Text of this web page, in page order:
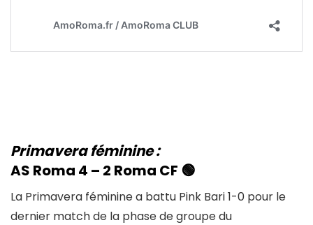
Primavera féminine :
AS Roma 4 – 2 Roma CF 🟢
La Primavera féminine a battu Pink Bari 1-0 pour le
dernier match de la phase de groupe du